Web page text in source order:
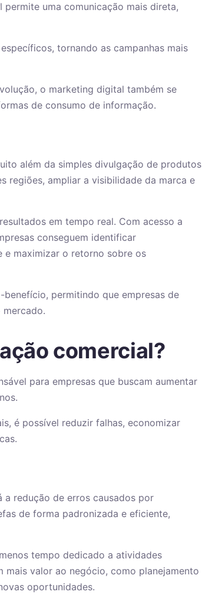
uma comunicação mais direta,
tornando as campanhas mais
o marketing digital também se
de consumo de informação.
além da simples divulgação de produtos
regiões, ampliar a visibilidade da marca e
em tempo real. Com acesso a
conseguem identificar
e maximizar o retorno sobre os
permitindo que empresas de
comercial?
para empresas que buscam aumentar
é possível reduzir falhas, economizar
redução de erros causados por
de forma padronizada e eficiente,
tempo dedicado a atividades
mais valor ao negócio, como planejamento
oportunidades.